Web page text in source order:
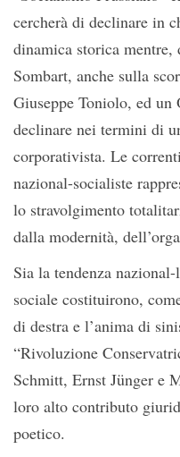
cercherà di declinare in
dinamica storica
Sombart, anche sulla
Giuseppe Toniolo, ed un
declinare nei termini di
corporativista. Le
nazional-socialiste
lo stravolgimento
dalla modernità,
Sia la tendenza
sociale costituirono,
di destra e l’anima di
“Rivoluzione
Schmitt, Ernst Jünger e
loro alto contributo
poetico.